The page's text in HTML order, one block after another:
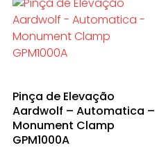
Pinça de Elevação
Aardwolf – Automatica –
Monument Clamp
GPM1000A